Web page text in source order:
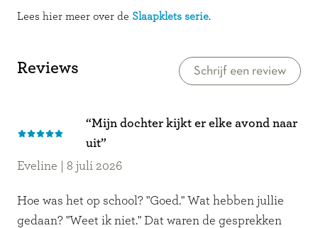
Lees hier meer over de Slaapklets serie.
Reviews Schrijf een review
“Mijn dochter kijkt er elke avond naar
uit”
Eveline
8 juli 2026
Hoe was het op school? "Goed." Wat hebben jullie
gedaan? "Weet ik niet." Dat waren de gesprekken